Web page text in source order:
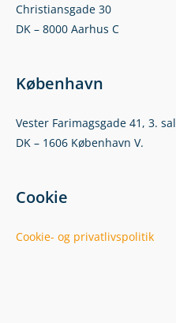
Christiansgade 30
DK – 8000 Aarhus C
København
Vester Farimagsgade 41, 3. sal
DK – 1606 København V.
Cookie
Cookie- og privatlivspolitik